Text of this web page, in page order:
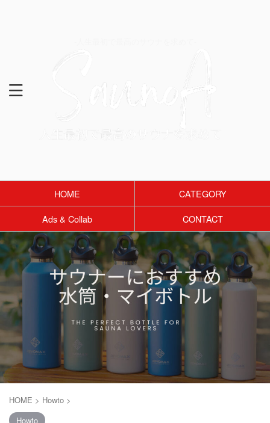
HOME
CATEGORY
Ads & Collab
CONTACT
HOME > Howto >
Howto